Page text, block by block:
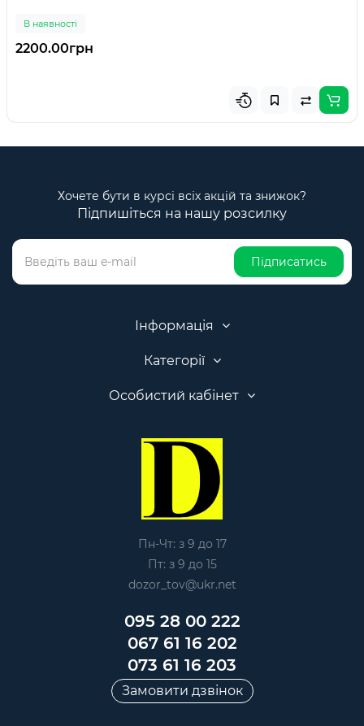
В наявності
2200.00грн
Хочете бути в курсі всіх акцій та знижок?
Підпишіться на нашу розсилку
Підписатись
Інформація
Категорії
Особистий кабінет
Пн-Чт: з 9 до 17
Пт: з 9 до 15
dozor_tov@ukr.net
095 28 00 222
067 61 16 202
073 61 16 203
Замовити дзвінок